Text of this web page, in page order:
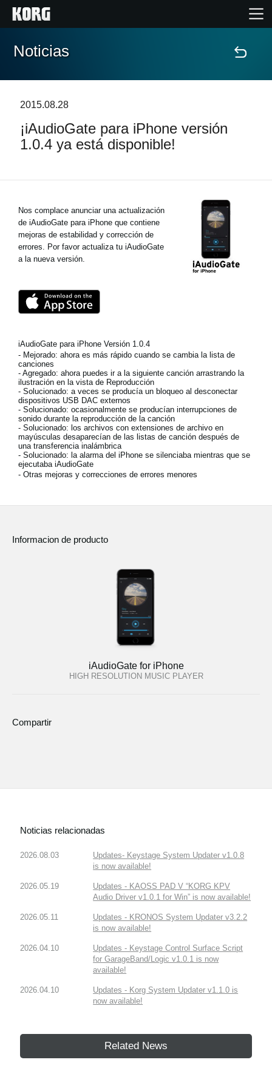
Inicio
Características
Localizador de Tiendas
Ubicación
Acerca de KORG
Noticias
2015.08.28
¡iAudioGate para iPhone versión
1.0.4 ya está disponible!
Nos complace anunciar una actualización
de iAudioGate para iPhone que contiene
mejoras de estabilidad y corrección de
errores. Por favor actualiza tu iAudioGate
a la nueva versión.
iAudioGate para iPhone Versión 1.0.4
- Mejorado: ahora es más rápido cuando se cambia la lista de
canciones
- Agregado: ahora puedes ir a la siguiente canción arrastrando la
ilustración en la vista de Reproducción
- Solucionado: a veces se producía un bloqueo al desconectar
dispositivos USB DAC externos
- Solucionado: ocasionalmente se producían interrupciones de
sonido durante la reproducción de la canción
- Solucionado: los archivos con extensiones de archivo en
mayúsculas desaparecían de las listas de canción después de
una transferencia inalámbrica
- Solucionado: la alarma del iPhone se silenciaba mientras que se
ejecutaba iAudioGate
- Otras mejoras y correcciones de errores menores
Informacion de producto
iAudioGate for iPhone
HIGH RESOLUTION MUSIC PLAYER
Compartir
Noticias relacionadas
2026.08.03
Updates- Keystage System Updater v1.0.8
is now available!
2026.05.19
Updates - KAOSS PAD V “KORG KPV
Audio Driver v1.0.1 for Win” is now available!
2026.05.11
Updates - KRONOS System Updater v3.2.2
is now available!
2026.04.10
Updates - Keystage Control Surface Script
for GarageBand/Logic v1.0.1 is now
available!
2026.04.10
Updates - Korg System Updater v1.1.0 is
now available!
Related News